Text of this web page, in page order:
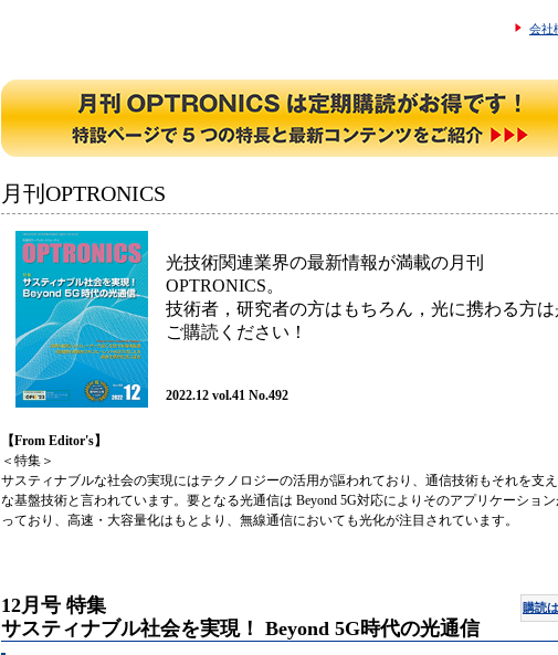
会社
月刊OPTRONICS
光技術関連業界の最新情報が満載の月刊
OPTRONICS。
技術者，研究者の方はもちろん，光に携わる方
ご購読ください！
2022.12 vol.41 No.492
【From Editor's】
＜特集＞
サスティナブルな社会の実現にはテクノロジーの活用が謳われており、通信技術もそれを支
な基盤技術と言われています。要となる光通信は Beyond 5G対応によりそのアプリケーショ
っており、高速・大容量化はもとより、無線通信においても光化が注目されています。
12月号 特集
サスティナブル社会を実現！ Beyond 5G時代の光通信
購読